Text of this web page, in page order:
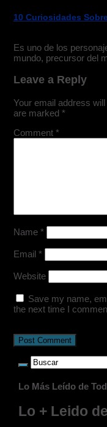
10 Curiosidades
Es uno de los
mundo, precursor del
Leave a Reply
Your email address
are marked *
Comment *
Name *
Email *
Website
Save my name,
the next time I
Lo Más Leído de
Lo + Leido